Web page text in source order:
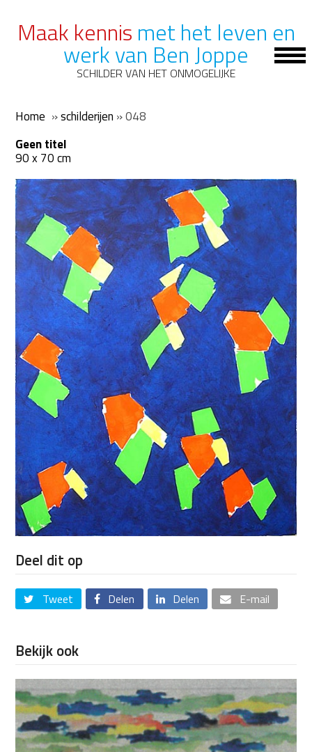
Maak kennis met het leven en
werk van Ben Joppe
SCHILDER VAN HET ONMOGELIJKE
Home »schilderijen »048
Geen titel
90 x 70 cm
Deel dit op
Tweet Delen Delen E-mail
Bekijk ook